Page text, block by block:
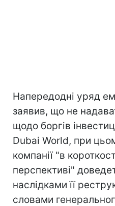
Напередодні уряд
заявив, що не
щодо боргів
Dubai World, при
компанії "в
перспективі"
наслідками її
словами